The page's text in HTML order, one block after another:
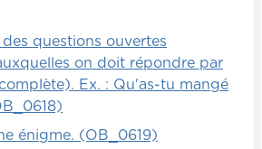
questions ouvertes
on doit répondre par
Ex. : Qu'as-tu mangé
énigme. (OB_0619)